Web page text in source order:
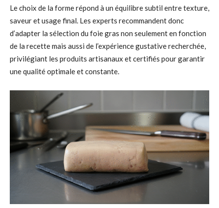
Le choix de la forme répond à un équilibre subtil entre texture,
saveur et usage final. Les experts recommandent donc
d’adapter la sélection du foie gras non seulement en fonction
de la recette mais aussi de l’expérience gustative recherchée,
privilégiant les produits artisanaux et certifiés pour garantir
une qualité optimale et constante.